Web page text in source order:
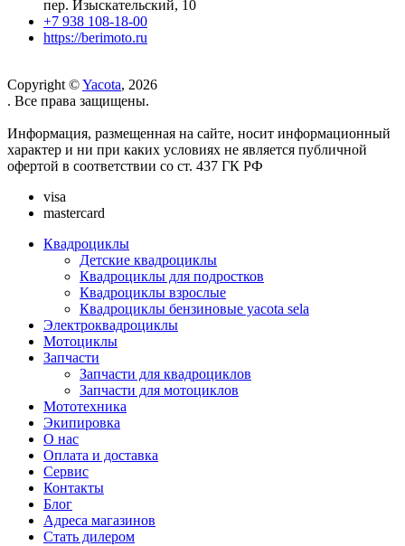
пер. Изыскательский, 10
+7 938 108-18-00
https://berimoto.ru
Copyright ©Yacota, 2026
. Все права защищены.
Информация, размещенная на сайте, носит информационный
характер и ни при каких условиях не является публичной
офертой в соответствии со ст. 437 ГК РФ
visa
mastercard
Квадроциклы
Детские квадроциклы
Квадроциклы для подростков
Квадроциклы взрослые
Квадроциклы бензиновые yacota sela
Электроквадроциклы
Мотоциклы
Запчасти
Запчасти для квадроциклов
Запчасти для мотоциклов
Мототехника
Экипировка
О нас
Оплата и доставка
Сервис
Контакты
Блог
Адреса магазинов
Стать дилером